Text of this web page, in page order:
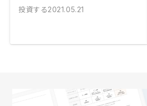
投資する2021.05.21